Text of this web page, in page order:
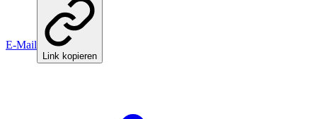
E-Mail
Link kopieren